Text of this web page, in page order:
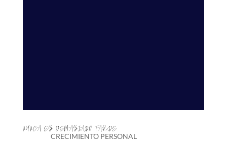
NUNCA ES DEMASIADO TARDE
CRECIMIENTO PERSONAL